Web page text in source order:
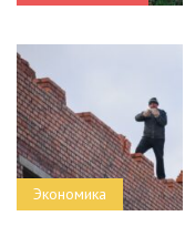
Экономика